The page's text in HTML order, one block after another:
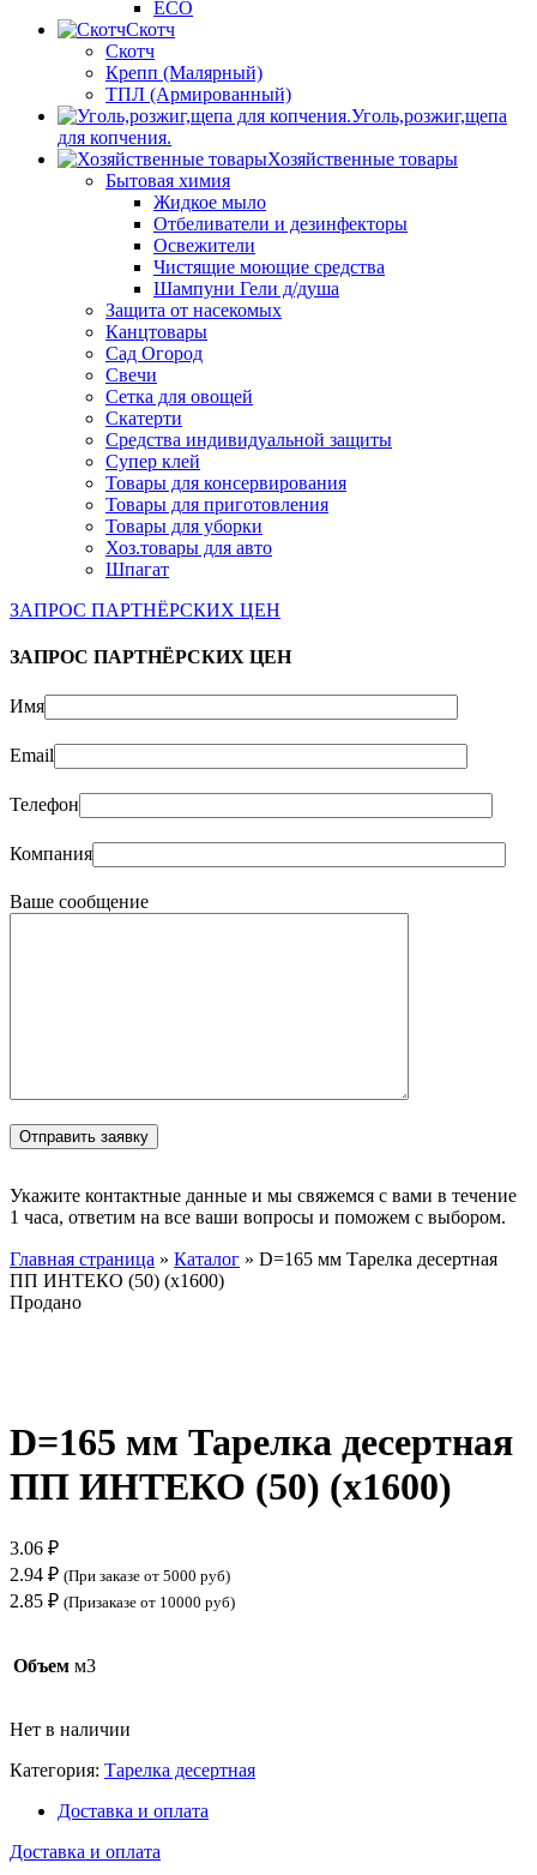
ECO
Скотч
Скотч
Крепп (Малярный)
ТПЛ (Армированный)
Уголь,розжиг,щепа
для копчения.
Хозяйственные товары
Бытовая химия
Жидкое мыло
Отбеливатели и дезинфекторы
Освежители
Чистящие моющие средства
Шампуни Гели д/душа
Защита от насекомых
Канцтовары
Сад Огород
Свечи
Сетка для овощей
Скатерти
Средства индивидуальной защиты
Супер клей
Товары для консервирования
Товары для приготовления
Товары для уборки
Хоз.товары для авто
Шпагат
ЗАПРОС ПАРТНЁРСКИХ ЦЕН
ЗАПРОС ПАРТНЁРСКИХ ЦЕН
Имя
Email
Телефон
Компания
Ваше сообщение
Укажите контактные данные и мы свяжемся с вами в течение
1 часа, ответим на все ваши вопросы и поможем с выбором.
Главная страница » Каталог » D=165 мм Тарелка десертная
ПП ИНТЕКО (50) (х1600)
Продано
D=165 мм Тарелка десертная
ПП ИНТЕКО (50) (х1600)
3.06 ₽
2.94 ₽ (При заказе от 5000 руб)
2.85 ₽ (Призаказе от 10000 руб)
Объем м3
Нет в наличии
Категория: Тарелка десертная
Доставка и оплата
Доставка и оплата